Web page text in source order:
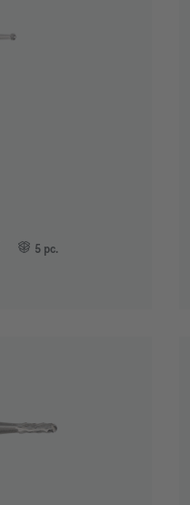
5 pc.